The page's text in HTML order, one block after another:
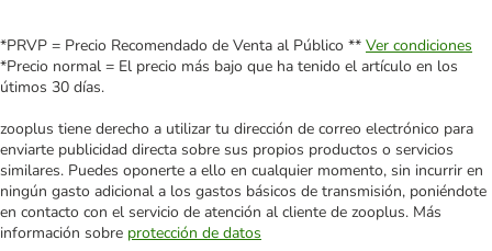
*PRVP = Precio Recomendado de Venta al Público ** Ver condiciones
*Precio normal = El precio más bajo que ha tenido el artículo en los
útimos 30 días.
zooplus tiene derecho a utilizar tu dirección de correo electrónico para
enviarte publicidad directa sobre sus propios productos o servicios
similares. Puedes oponerte a ello en cualquier momento, sin incurrir en
ningún gasto adicional a los gastos básicos de transmisión, poniéndote
en contacto con el servicio de atención al cliente de zooplus. Más
información sobre protección de datos